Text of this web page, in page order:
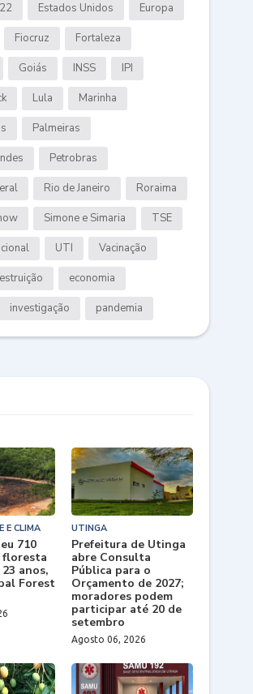
Estados Unidos Europa
Fiocruz Fortaleza
Goiás INSS IPI
Lula Marinha
Palmeiras
Petrobras
Rio de Janeiro Roraima
Simone e Simaria TSE
UTI Vacinação
economia
investigação pandemia
E CLIMA
710
floresta
anos,
Forest
UTINGA
Prefeitura de Utinga
abre Consulta
Pública para o
Orçamento de 2027;
moradores podem
participar até 20 de
setembro
Agosto 06, 2026